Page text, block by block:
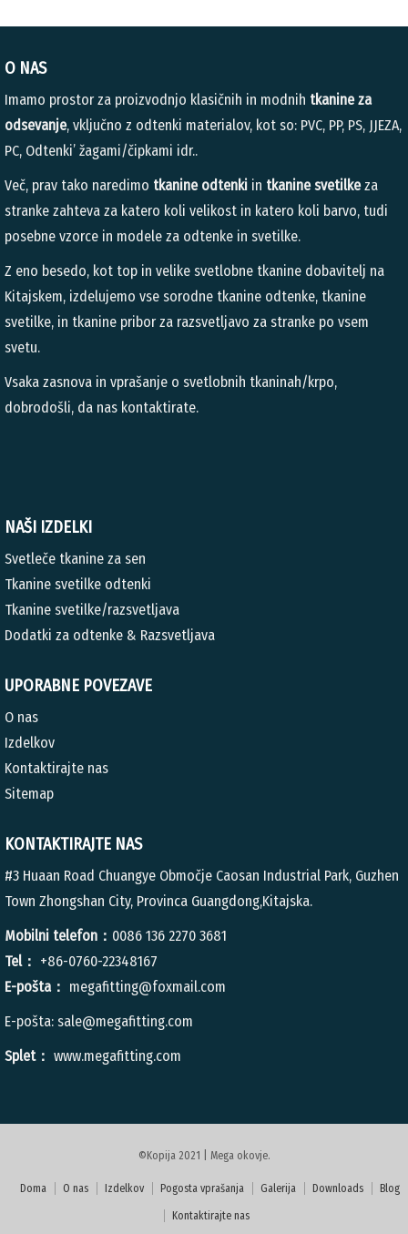
O NAS
Imamo prostor za proizvodnjo klasičnih in modnih tkanine za
odsevanje, vključno z odtenki materialov, kot so: PVC, PP, PS, JJEZA,
PC, Odtenki’ žagami/čipkami idr..
Več, prav tako naredimo tkanine odtenki in tkanine svetilkeza
stranke zahteva za katero koli velikost in katero koli barvo, tudi
posebne vzorce in modele za odtenke in svetilke.
Z eno besedo, kot top in velike svetlobne tkanine dobavitelj na
Kitajskem, izdelujemo vse sorodne tkanine odtenke, tkanine
svetilke, in tkanine pribor za razsvetljavo za stranke po vsem
svetu.
Vsaka zasnova in vprašanje o svetlobnih tkaninah/krpo,
dobrodošli, da nas kontaktirate.
NAŠI IZDELKI
Svetleče tkanine za sen
Tkanine svetilke odtenki
Tkanine svetilke/razsvetljava
Dodatki za odtenke & Razsvetljava
UPORABNE POVEZAVE
O nas
Izdelkov
Kontaktirajte nas
Sitemap
KONTAKTIRAJTE NAS
#3 Huaan Road Chuangye Območje Caosan Industrial Park, Guzhen
Town Zhongshan City, Provinca Guangdong,Kitajska.
Mobilni telefon： 0086 136 2270 3681
Tel： +86-0760-22348167
E-pošta： megafitting@foxmail.com
E-pošta: sale@megafitting.com
Splet： www.megafitting.com
©Kopija 2021 | Mega okovje.
Doma O nas Izdelkov Pogosta vprašanja Galerija Downloads Blog
Kontaktirajte nas